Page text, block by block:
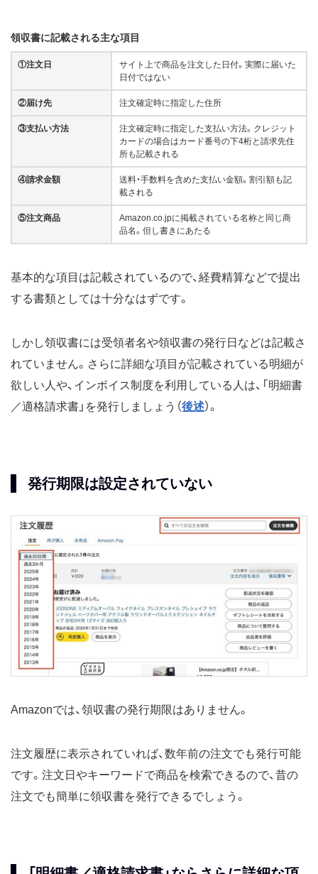
領収書に記載される主な項目
①注文日
サイト上で商品を注文した日付。実際に届いた
日付ではない
②届け先 注文確定時に指定した住所
③支払い方法
注文確定時に指定した支払い方法。クレジット
カードの場合はカード番号の下4桁と請求先住
所も記載される
④請求金額
送料・手数料を含めた支払い金額。割引額も記
載される
⑤注文商品
Amazon.co.jpに掲載されている名称と同じ商
品名。但し書きにあたる
基本的な項目は記載されているので、経費精算などで提出
する書類としては十分なはずです。
しかし領収書には受領者名や領収書の発行日などは記載さ
れていません。さらに詳細な項目が記載されている明細が
欲しい人や、インボイス制度を利用している人は、「明細書
／適格請求書」を発行しましょう（後述）。
発行期限は設定されていない
Amazonでは、領収書の発行期限はありません。
注文履歴に表示されていれば、数年前の注文でも発行可能
です。注文日やキーワードで商品を検索できるので、昔の
注文でも簡単に領収書を発行できるでしょう。